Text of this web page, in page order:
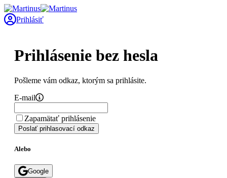
Prihlásiť
Prihlásenie bez hesla
Pošleme vám odkaz, ktorým sa prihlásite.
E-mail
Zapamätať prihlásenie
Poslať prihlasovací odkaz
Alebo
Google